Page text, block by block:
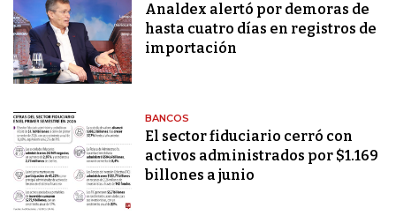
Analdex alertó por demoras de
hasta cuatro días en registros de
importación
BANCOS
El sector fiduciario cerró con
activos administrados por $1.169
billones a junio